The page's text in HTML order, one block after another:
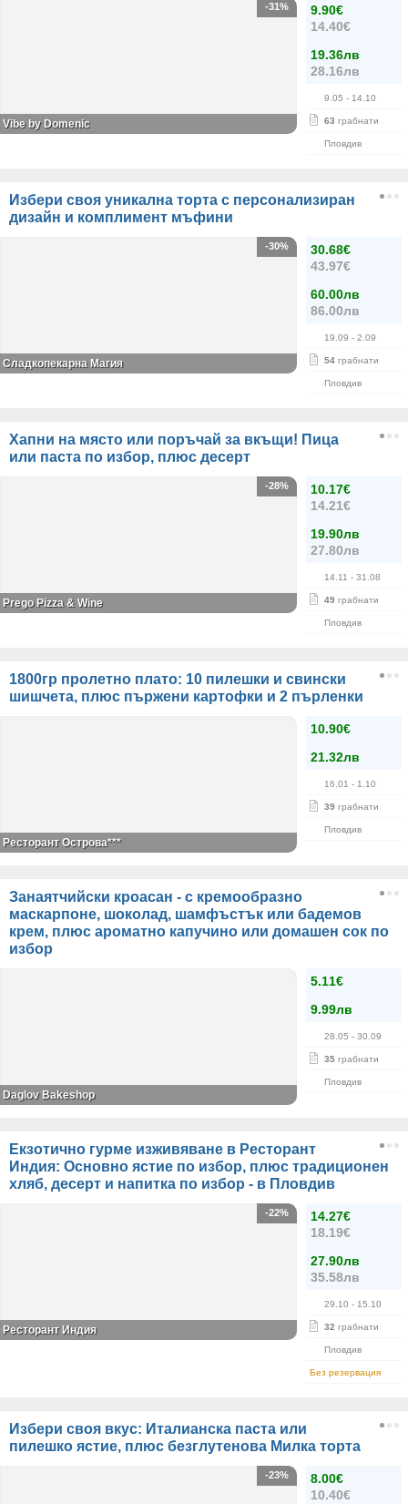
9.90€
14.40€
19.36лв
28.16лв
9.05 - 14.10
63 грабнати
Пловдив
-31%
Vibe by Domenic
Избери своя уникална торта с персонализиран
дизайн и комплимент мъфини
30.68€
43.97€
60.00лв
86.00лв
19.09 - 2.09
54 грабнати
Пловдив
-30%
Сладкопекарна Магия
Хапни на място или поръчай за вкъщи! Пица
или паста по избор, плюс десерт
10.17€
14.21€
19.90лв
27.80лв
14.11 - 31.08
49 грабнати
Пловдив
-28%
Prego Pizza & Wine
1800гр пролетно плато: 10 пилешки и свински
шишчета, плюс пържени картофки и 2 пърленки
10.90€
21.32лв
16.01 - 1.10
39 грабнати
Пловдив
Ресторант Острова***
Занаятчийски кроасан - с кремообразно
маскарпоне, шоколад, шамфъстък или бадемов
крем, плюс ароматно капучино или домашен сок по
избор
5.11€
9.99лв
28.05 - 30.09
35 грабнати
Пловдив
Daglov Bakeshop
Екзотично гурме изживяване в Ресторант
Индия: Основно ястие по избор, плюс традиционен
хляб, десерт и напитка по избор - в Пловдив
14.27€
18.19€
27.90лв
35.58лв
29.10 - 15.10
32 грабнати
Пловдив
Без резервация
-22%
Ресторант Индия
Избери своя вкус: Италианска паста или
пилешко ястие, плюс безглутенова Милка торта
8.00€
10.40€
-23%